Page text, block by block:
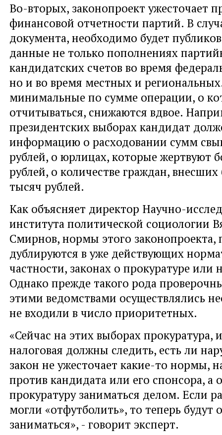
Во-вторых, законопроект ужесточает
финансовой отчетности партий. В
документа, необходимо будет
данные не только пополнениях
кандидатских счетов во время
но и во время местных и
минимальные по сумме операции, о
отчитываться, снижаются вдвое.
президентских выборах кандидат
информацию о расходовании сумм
рублей, о юрлицах, которые жертвуют
рублей, о количестве граждан,
тысяч рублей.
Как объясняет директор Научно-
института политической социологии
Смирнов, нормы этого законопроекта,
дублируются в уже действующих
частности, законах о прокуратуре или
Однако прежде такого рода
этими ведомствами осуществлялись
не входили в число приоритетных.
«Сейчас на этих выборах прокуратура,
налоговая должны следить, есть ли
закон не ужесточает какие-то нормы,
против кандидата или его спонсора, а
прокуратуру заниматься делом. Если
могли «отфутболить», то теперь будут
заниматься», - говорит эксперт.